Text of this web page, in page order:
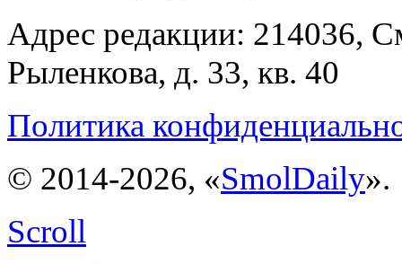
Адрес редакции: 214036,
Рыленкова, д. 33, кв. 40
Политика
© 2014-2026, «SmolDaily».
Scroll